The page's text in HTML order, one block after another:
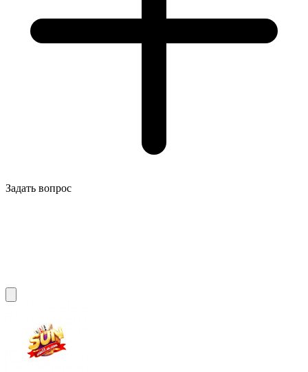
Задать вопрос